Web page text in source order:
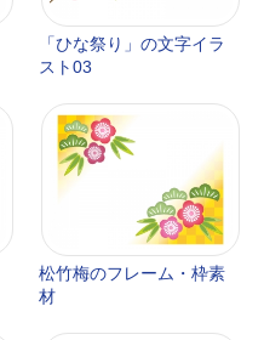
「ひな祭り」の文字イラ
スト03
松竹梅のフレーム・枠素
材